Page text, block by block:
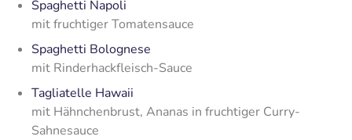
Spaghetti Napoli
mit fruchtiger Tomatensauce
Spaghetti Bolognese
mit Rinderhackfleisch-Sauce
Tagliatelle Hawaii
mit Hähnchenbrust, Ananas in fruchtiger Curry-
Sahnesauce